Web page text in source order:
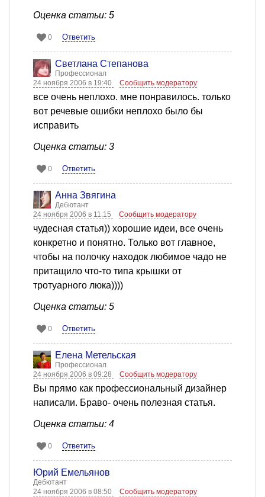
Оценка статьи: 5
0 Ответить
Светлана Степанова
Профессионал
24 ноября 2006 в 19:40
Сообщить модератору
все очень неплохо. мне понравилось. только
вот речевые ошибки неплохо было бы
исправить
Оценка статьи: 3
0 Ответить
Анна Звягина
Дебютант
24 ноября 2006 в 11:15
Сообщить модератору
чудесная статья)) хорошие идеи, все очень
конкретно и понятно. Только вот главное,
чтобы на полочку находок любимое чадо не
притащило что-то типа крышки от
тротуарного люка))))
Оценка статьи: 5
0 Ответить
Елена Метельская
Профессионал
24 ноября 2006 в 09:28
Сообщить модератору
Вы прямо как профессиональный дизайнер
написали. Браво- очень полезная статья.
Оценка статьи: 4
0 Ответить
Юрий Емельянов
Дебютант
24 ноября 2006 в 08:50
Сообщить модератору